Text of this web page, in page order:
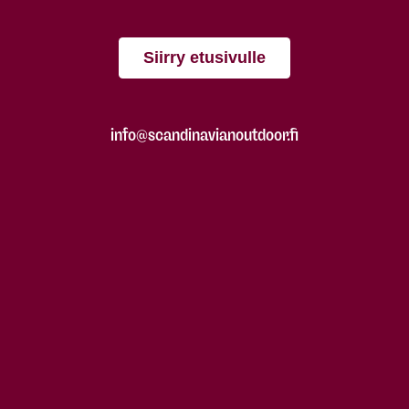
Siirry etusivulle
info@scandinavianoutdoor.fi